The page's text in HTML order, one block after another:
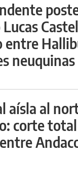
entre
neuquinas
aísla al
corte